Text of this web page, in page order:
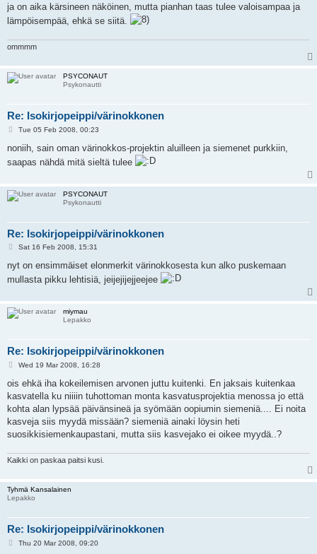
ja on aika kärsineen näköinen, mutta pianhan taas tulee valoisampaa ja
lämpöisempää, ehkä se siitä.
ommmm
PSYCONAUT
Psykonautti
Re: Isokirjopeippi/värinokkonen
P
s
Tue 05 Feb 2008, 00:23
noniih, sain oman värinokkos-projektin aluilleen ja siemenet purkkiin,
saapas nähdä mitä sieltä tulee
PSYCONAUT
Psykonautti
Re: Isokirjopeippi/värinokkonen
P
s
Sat 16 Feb 2008, 15:31
nyt on ensimmäiset elonmerkit värinokkosesta kun alko puskemaan
mullasta pikku lehtisiä, jeijejijejjeejee
miymau
Lepakko
Re: Isokirjopeippi/värinokkonen
P
s
Wed 19 Mar 2008, 16:28
ois ehkä iha kokeilemisen arvonen juttu kuitenki. En jaksais kuitenkaa
kasvatella ku niiiin tuhottoman monta kasvatusprojektia menossa jo että
kohta alan lypsää päivänsineä ja syömään oopiumin siemeniä.... Ei noita
kasveja siis myydä missään? siemeniä ainaki löysin heti
suosikkisiemenkaupastani, mutta siis kasvejako ei oikee myydä..?
Kaikki on paskaa paitsi kusi.
Tyhmä Kansalainen
Lepakko
Re: Isokirjopeippi/värinokkonen
PThu 20 Mar 2008, 09:20